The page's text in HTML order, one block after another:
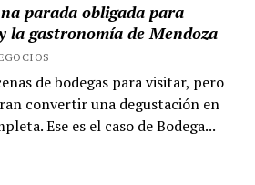
parada obligada para
la gastronomía de Mendoza
de bodegas para visitar, pero
convertir una degustación en
Ese es el caso de Bodega...